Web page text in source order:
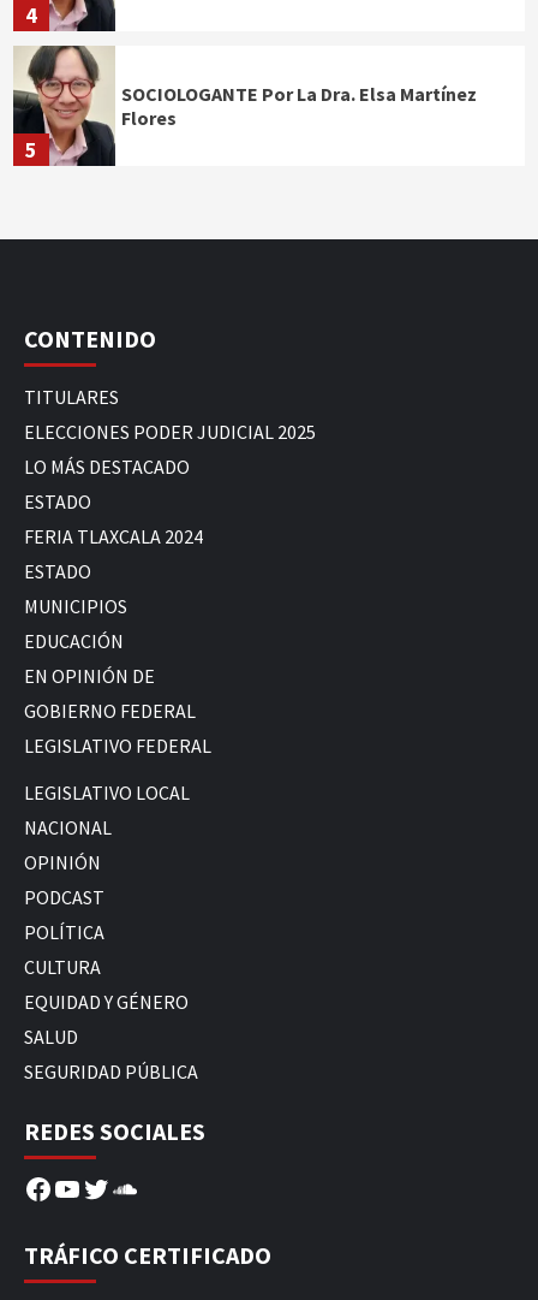
4
5
SOCIOLOGANTE Por La Dra. Elsa Martínez
Flores
CONTENIDO
TITULARES
ELECCIONES PODER JUDICIAL 2025
LO MÁS DESTACADO
ESTADO
FERIA TLAXCALA 2024
ESTADO
MUNICIPIOS
EDUCACIÓN
EN OPINIÓN DE
GOBIERNO FEDERAL
LEGISLATIVO FEDERAL
LEGISLATIVO LOCAL
NACIONAL
OPINIÓN
PODCAST
POLÍTICA
CULTURA
EQUIDAD Y GÉNERO
SALUD
SEGURIDAD PÚBLICA
REDES SOCIALES
Facebook
YouTube
Twitter
SoundCloud
TRÁFICO CERTIFICADO